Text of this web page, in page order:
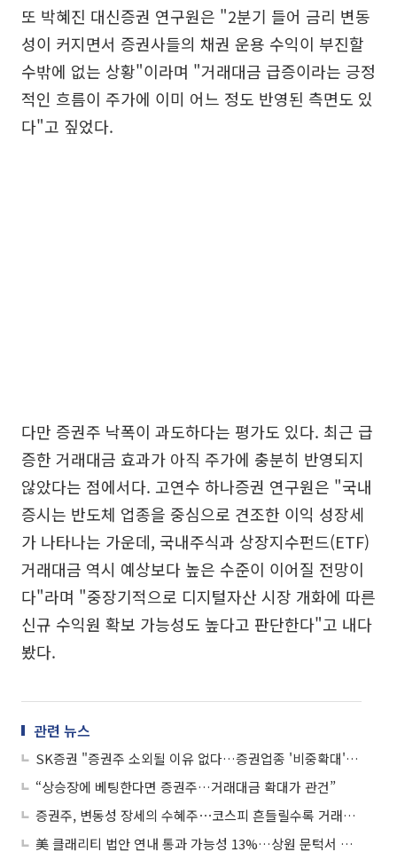
또 박혜진 대신증권 연구원은 "2분기 들어 금리 변동
성이 커지면서 증권사들의 채권 운용 수익이 부진할
수밖에 없는 상황"이라며 "거래대금 급증이라는 긍정
적인 흐름이 주가에 이미 어느 정도 반영된 측면도 있
다"고 짚었다.
다만 증권주 낙폭이 과도하다는 평가도 있다. 최근 급
증한 거래대금 효과가 아직 주가에 충분히 반영되지
않았다는 점에서다. 고연수 하나증권 연구원은 "국내
증시는 반도체 업종을 중심으로 견조한 이익 성장세
가 나타나는 가운데, 국내주식과 상장지수펀드(ETF)
거래대금 역시 예상보다 높은 수준이 이어질 전망이
다"라며 "중장기적으로 디지털자산 시장 개화에 따른
신규 수익원 확보 가능성도 높다고 판단한다"고 내다
봤다.
관련 뉴스
SK증권 "증권주 소외될 이유 없다…증권업종 '비중확대' 유지"
“상승장에 베팅한다면 증권주…거래대금 확대가 관건”
증권주, 변동성 장세의 수혜주⋯코스피 흔들릴수록 거래대금↑
美 클래리티 법안 연내 통과 가능성 13%…상원 문턱서 제동